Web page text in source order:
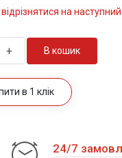
на
+ В кошик
в 1 клік
24/7